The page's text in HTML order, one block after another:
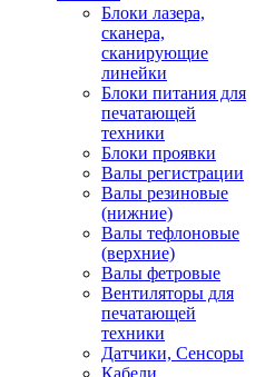
Блоки лазера,
сканера,
сканирующие
линейки
Блоки питания для
печатающей
техники
Блоки проявки
Валы регистрации
Валы резиновые
(нижние)
Валы тефлоновые
(верхние)
Валы фетровые
Вентиляторы для
печатающей
техники
Датчики, Сенсоры
Кабели